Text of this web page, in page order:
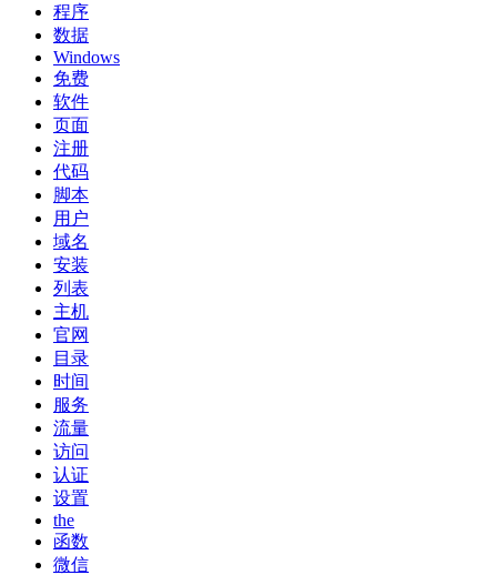
程序
数据
Windows
免费
软件
页面
注册
代码
脚本
用户
域名
安装
列表
主机
官网
目录
时间
服务
流量
访问
认证
设置
the
函数
微信